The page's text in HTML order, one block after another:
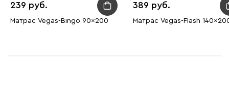
239
Матрас Vegas-Bingo 90x200
389
Матрас Vegas-Flash